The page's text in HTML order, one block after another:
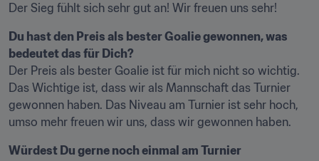
Der Sieg fühlt sich sehr gut an! Wir freuen uns sehr!
Du hast den Preis als bester Goalie gewonnen, was
bedeutet das für Dich?
Der Preis als bester Goalie ist für mich nicht so wichtig.
Das Wichtige ist, dass wir als Mannschaft das Turnier
gewonnen haben. Das Niveau am Turnier ist sehr hoch,
umso mehr freuen wir uns, dass wir gewonnen haben.
Würdest Du gerne noch einmal am Turnier